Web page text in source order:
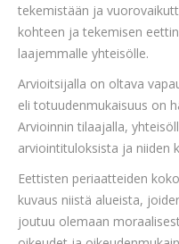
tekemistään ja
kohteen ja tekemisen
laajemmalle yhteisölle.
Arvioitsijalla on oltava
eli totuudenmukaisuus on
Arvioinnin tilaajalla,
arviointituloksista ja niiden
Eettisten periaatteiden
kuvaus niistä alueista,
joutuu olemaan